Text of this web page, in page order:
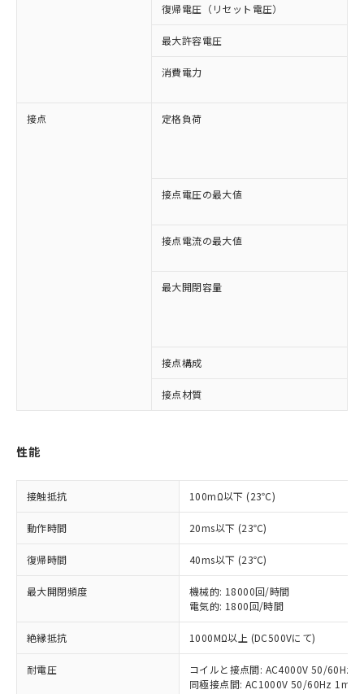
復帰電圧（リセット電圧）
最大許容電圧
消費電力
接点 定格負荷
接点電圧の最大値
接点電流の最大値
最大開閉容量
接点構成
接点材質
性能
接触抵抗 100mΩ以下 (23℃)
動作時間 20ms以下 (23℃)
復帰時間 40ms以下 (23℃)
最大開閉頻度
機械的: 18000回/時間
電気的: 1800回/時間
絶縁抵抗 1000MΩ以上 (DC500Vにて)
耐電圧
コイルと接点間: AC4000V 50/60Hz
同極接点間: AC1000V 50/60Hz 1min
以下の条件をお読みいただき、同意のうえ
ご利用ください。
本サービスは、当社制御機器事業取扱
商品の当社在庫状況および標準価格
(税抜)を提供させていただくもので
当社制御機器事業取扱商品の中には、
本サービスの対象外となる商品もある
ことをご了承ください。
在庫状況および標準価格照会結果は、
対応済み：EU RoHS指令（10物質）の
非含有に対応した製品が提供可能な商品で
商品です。
対応予定なし：EU RoHS指令（10物質）の
非含有に非対応の商品で、対応品を出す予
定はありません。
調査・確認中：EU RoHS指令（10物質）の
非含有の対応状況を調査中または確認中の
非該当品：ライセンス料など無形物で、有
害物質有無と関係のない商品です。
仕入先様の事情により、非含有部品として
いたものが、含有品と判明した場合などや
むを得ず変更することがあります。
※1 中国RoHS○×表
「○」：最大均質材料含有率が中国RoHSの
基準値以下であることを示します。
「×」：最大均質材料含有率が中国RoHSの
基準値を超えていることを示します。
「－」：未確認です。当社販売部門へお問
当社は、これら貴社製品のうち、外国
為替および外国貿易法に定める商品
（以下｢規制貨物等」という）を輸出